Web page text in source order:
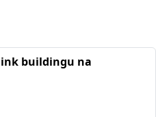
buildingu na